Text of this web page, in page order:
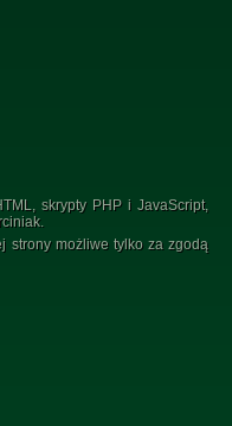
skrypty PHP i JavaScript,
strony możliwe tylko za zgodą